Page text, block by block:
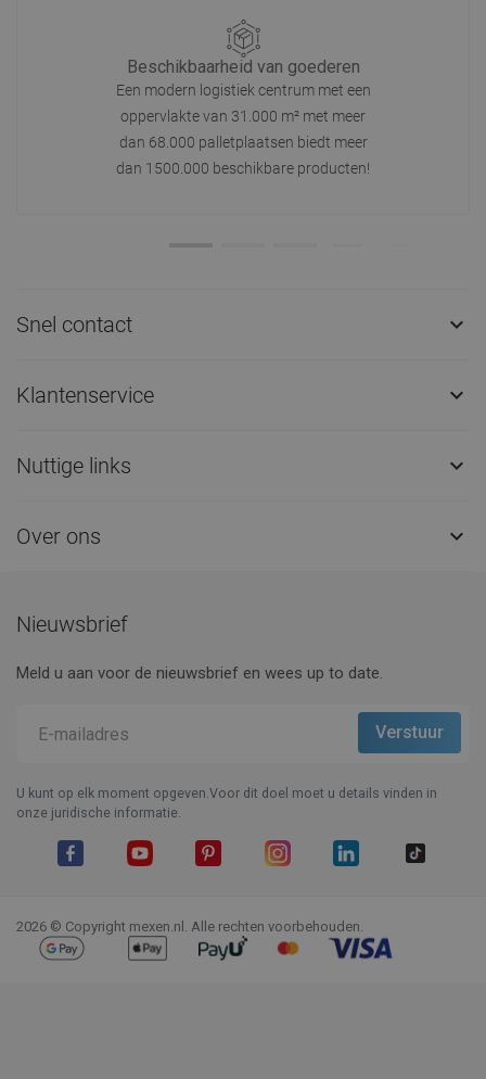
Beschikbaarheid van goederen
Een modern logistiek centrum met een
oppervlakte van 31.000 m² met meer
dan 68.000 palletplaatsen biedt meer
dan 1500.000 beschikbare producten!
Snel contact 
Klantenservice 
Nuttige links 
Over ons 
Nieuwsbrief
Meld u aan voor de nieuwsbrief en wees up to date.
U kunt op elk moment opgeven.Voor dit doel moet u details vinden in
onze juridische informatie.
2026 © Copyright mexen.nl. Alle rechten voorbehouden.